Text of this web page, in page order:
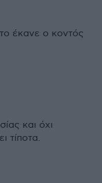
έκανε ο κοντός
και όχι
τίποτα.